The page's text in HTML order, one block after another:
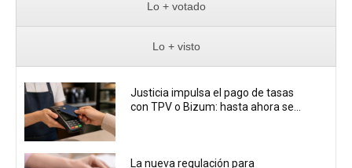
Lo + votado
Lo + visto
Justicia impulsa el pago de tasas
con TPV o Bizum: hasta ahora se...
La nueva regulación para